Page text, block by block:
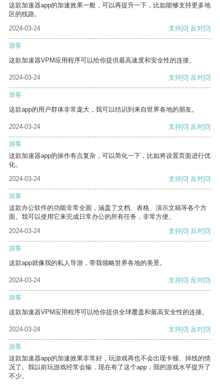
这款加速器app的加速效果一般，可以再提升一下，比如能够支持更多地
区的线路。
2024-03-24
支持[0] 反对[0]
游客
这款加速器VPM应用程序可以给你提供最高速度和安全性的连接。
2024-03-24 支持[0] 反对[0]
游客
这款app的用户群体非常庞大，我可以结识到来自世界各地的朋友。
2024-03-24 支持[0] 反对[0]
游客
这款加速器app的操作有点复杂，可以简化一下，比如将设置页面进行优
化。
2024-03-24
支持[0] 反对[0]
游客
这款办公软件的功能非常全面，涵盖了文档、表格、演示文稿等各个方
面。我可以使用它来完成日常办公的所有任务，非常方便。
2024-03-24
支持[0] 反对[0]
游客
这款app就像我的私人导游，带我领略世界各地的美景。
2024-03-24 支持[0] 反对[0]
游客
这款加速器VPM应用程序可以给你提供全球覆盖和最高安全性的连接。
2024-03-24 支持[0] 反对[0]
游客
这款加速器app的加速效果非常好，玩游戏再也不会出现卡顿、掉线的情
况了。我以前玩游戏经常会输，现在有了这个app，我的游戏水平提升了
不少。